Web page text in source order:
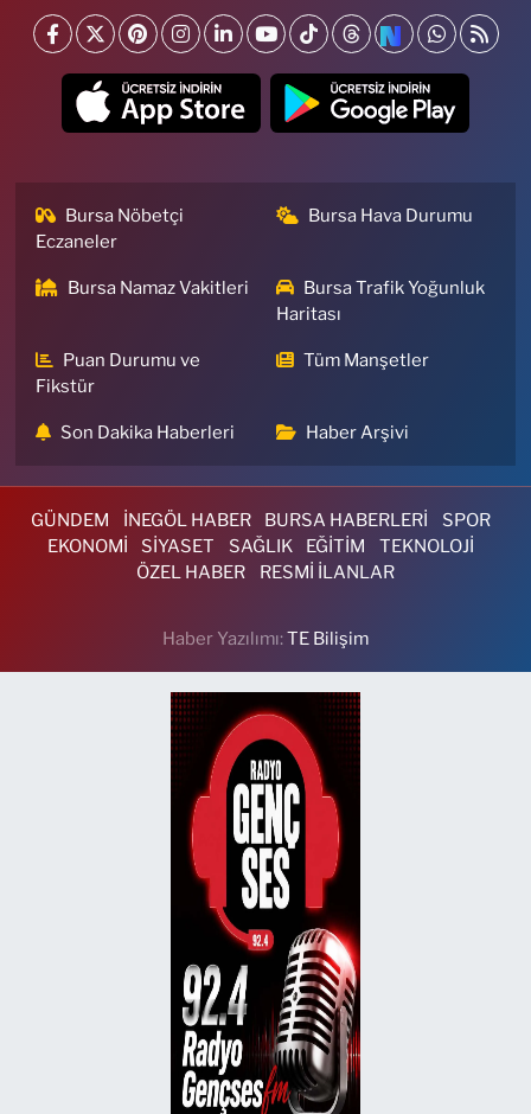
Bursa Nöbetçi
Eczaneler
Bursa Hava Durumu
Bursa Namaz Vakitleri
Bursa Trafik Yoğunluk
Haritası
Puan Durumu ve
Fikstür
Tüm Manşetler
Son Dakika Haberleri Haber Arşivi
GÜNDEM İNEGÖL HABER BURSA HABERLERİ
SPOR
EKONOMİ
SİYASET SAĞLIK EĞİTİM
TEKNOLOJİ
ÖZEL HABER
RESMİ İLANLAR
Haber Yazılımı:TE Bilişim